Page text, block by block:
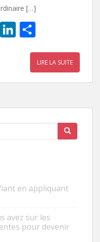
[…]
W Li
e
n
ta
g
LIRE LA SUITE
en appliquant
avez sur les
pour devenir